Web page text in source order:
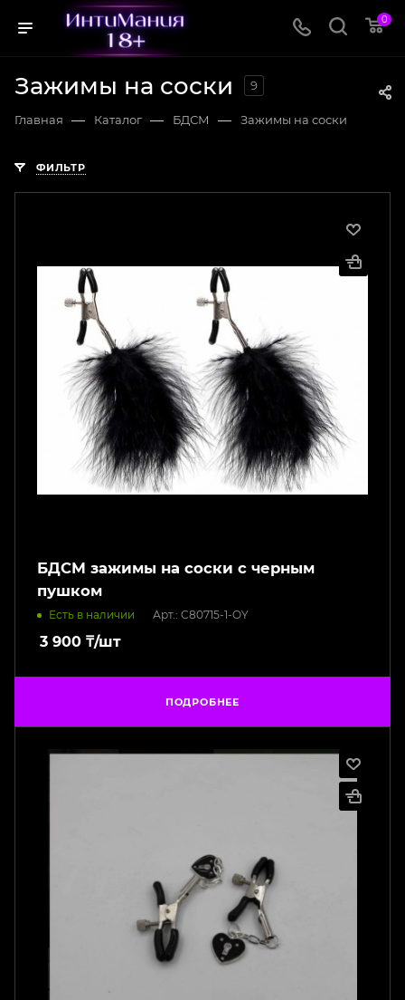
0
Зажимы на соски 9
Главная — Каталог — БДСМ — Зажимы на соски
ФИЛЬТР
БДСМ зажимы на соски с черным
пушком
Есть в наличии Арт.: C80715-1-OY
3 900 ₸/шт
ПОДРОБНЕЕ